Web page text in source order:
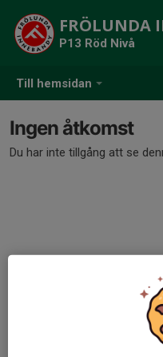
Till hemsidan
FRÖLUNDA
P13 Röd Nivå
Ingen åtkomst
Du har inte tillgång att se